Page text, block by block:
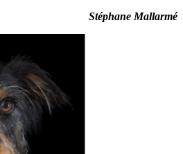
Stéphane Mallarmé